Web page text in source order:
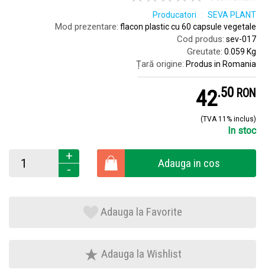
Producatori
SEVA PLANT
Mod prezentare: flacon plastic cu 60 capsule vegetale
Cod produs: sev-017
Greutate: 0.059 Kg
Țară origine: Produs in Romania
42.5 RON
(TVA 11% inclus)
In stoc
+
-
Adauga in cos
Adauga la Favorite
Adauga la Wishlist